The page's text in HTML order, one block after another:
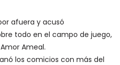
afuera y acusó
todo en el campo de juego,
Ameal.
los comicios con más del